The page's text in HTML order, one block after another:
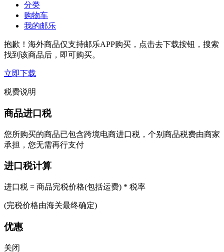
分类
购物车
我的邮乐
抱歉！海外商品仅支持邮乐APP购买，点击去下载按钮，搜索
找到该商品后，即可购买。
立即下载
税费说明
商品进口税
您所购买的商品已包含跨境电商进口税，个别商品税费由商家
承担，您无需再行支付
进口税计算
进口税 = 商品完税价格(包括运费) * 税率
(完税价格由海关最终确定)
优惠
关闭